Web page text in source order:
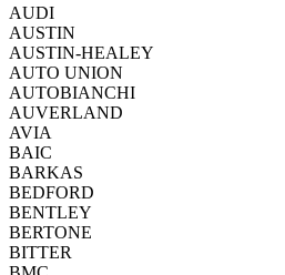
AUDI
AUSTIN
AUSTIN-HEALEY
AUTO UNION
AUTOBIANCHI
AUVERLAND
AVIA
BAIC
BARKAS
BEDFORD
BENTLEY
BERTONE
BITTER